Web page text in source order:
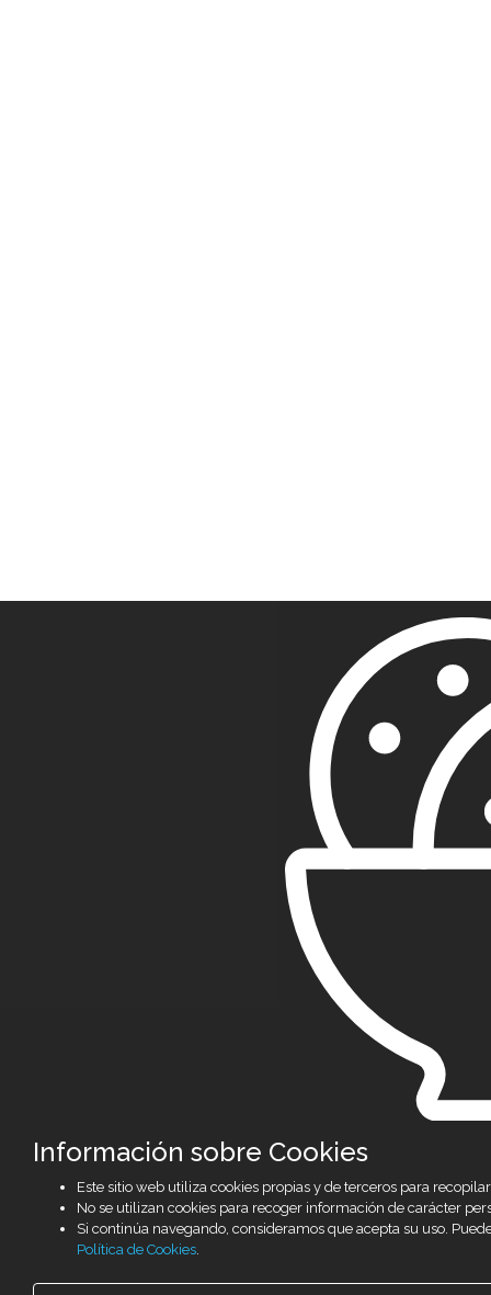
Información sobre Cookies
Este sitio web utiliza cookies propias y de terceros para
No se utilizan cookies para recoger información de carácter
Si continúa navegando, consideramos que acepta su uso.
Política de Cookies.